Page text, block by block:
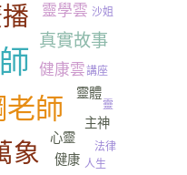
老師
象
真實故事
健康雲
靈學雲
心靈
靈體
主神
健康
沙姐
講座
法律
靈
人生